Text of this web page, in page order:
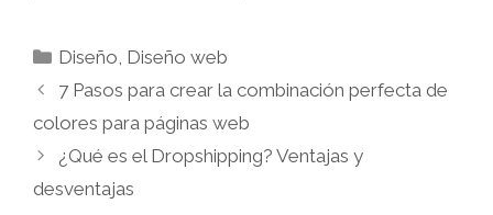
Diseño Diseño web
7 Pasos para crear la combinación perfecta de
colores para páginas web
¿Qué es el Dropshipping? Ventajas y
desventajas